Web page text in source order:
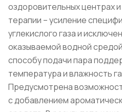
оздоровительных центрах
терапии – усиление
углекислого газа и
оказываемой водной
способу подачи пара
температура и влажность
Предусмотрена
с добавлением